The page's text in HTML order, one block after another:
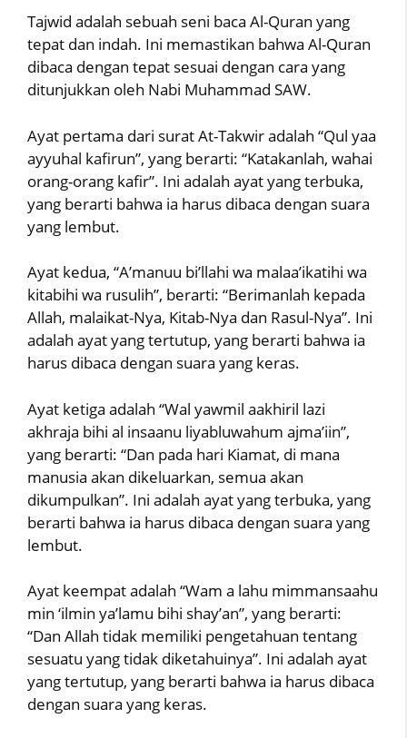
Tajwid adalah sebuah seni baca Al-Quran yang
tepat dan indah. Ini memastikan bahwa Al-Quran
dibaca dengan tepat sesuai dengan cara yang
ditunjukkan oleh Nabi Muhammad SAW.
Ayat pertama dari surat At-Takwir adalah “Qul yaa
ayyuhal kafirun”, yang berarti: “Katakanlah, wahai
orang-orang kafir”. Ini adalah ayat yang terbuka,
yang berarti bahwa ia harus dibaca dengan suara
yang lembut.
Ayat kedua, “A’manuu bi’llahi wa malaa’ikatihi wa
kitabihi wa rusulih”, berarti: “Berimanlah kepada
Allah, malaikat-Nya, Kitab-Nya dan Rasul-Nya”. Ini
adalah ayat yang tertutup, yang berarti bahwa ia
harus dibaca dengan suara yang keras.
Ayat ketiga adalah “Wal yawmil aakhiril lazi
akhraja bihi al insaanu liyabluwahum ajma’iin”,
yang berarti: “Dan pada hari Kiamat, di mana
manusia akan dikeluarkan, semua akan
dikumpulkan”. Ini adalah ayat yang terbuka, yang
berarti bahwa ia harus dibaca dengan suara yang
lembut.
Ayat keempat adalah “Wam a lahu mimmansaahu
min ‘ilmin ya’lamu bihi shay’an”, yang berarti:
“Dan Allah tidak memiliki pengetahuan tentang
sesuatu yang tidak diketahuinya”. Ini adalah ayat
yang tertutup, yang berarti bahwa ia harus dibaca
dengan suara yang keras.